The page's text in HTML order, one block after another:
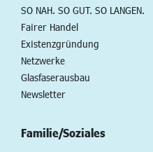
SO NAH. SO GUT. SO LANGEN.
Fairer Handel
Existenzgründung
Netzwerke
Glasfaserausbau
Newsletter
Familie/Soziales